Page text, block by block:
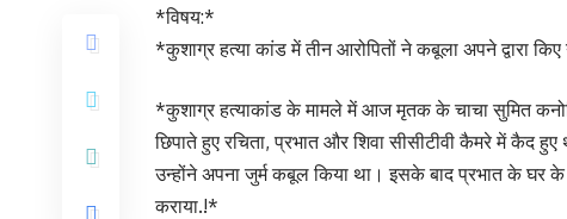
*विषय:*
*कुशाग्र हत्या कांड में तीन आरोपितों ने कबूला अपने द्वारा
*कुशाग्र हत्याकांड के मामले में आज मृतक के चाचा सुमित
छिपाते हुए रचिता, प्रभात और शिवा सीसीटीवी कैमरे में कैद
उन्होंने अपना जुर्म कबूल किया था। इसके बाद प्रभात के घर
कराया.!*